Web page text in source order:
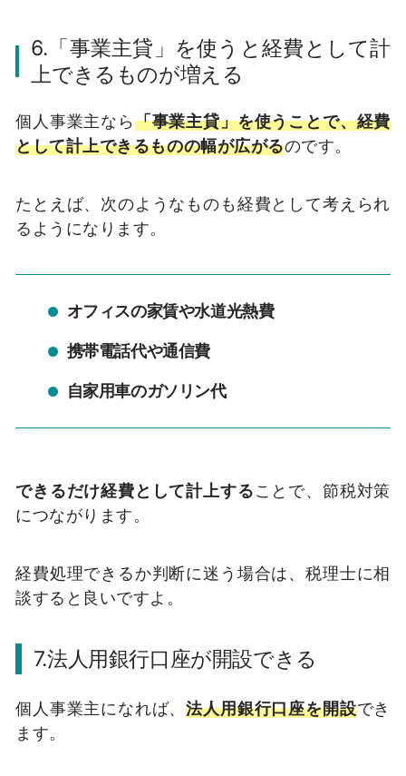
6.「事業主貸」を使うと経費として計
上できるものが増える
個人事業主なら「事業主貸」を使うことで、経費
として計上できるものの幅が広がるのです。
たとえば、次のようなものも経費として考えられ
るようになります。
オフィスの家賃や水道光熱費
携帯電話代や通信費
自家用車のガソリン代
できるだけ経費として計上することで、節税対策
につながります。
経費処理できるか判断に迷う場合は、税理士に相
談すると良いですよ。
7.法人用銀行口座が開設できる
個人事業主になれば、法人用銀行口座を開設でき
ます。